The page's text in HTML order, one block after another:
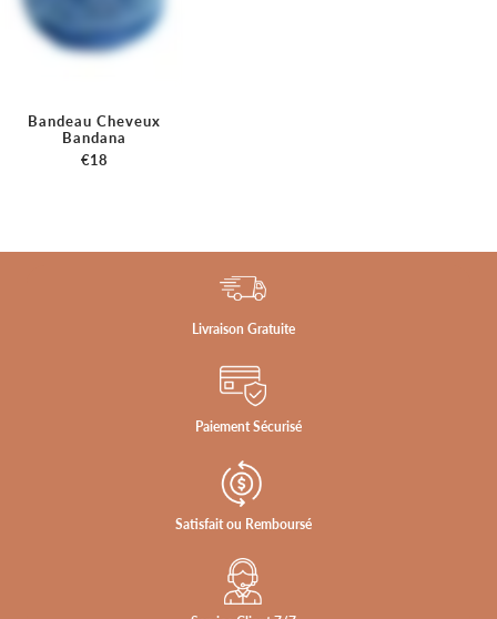
Bandeau Cheveux
Bandana
€18
Livraison Gratuite
Paiement Sécurisé
Satisfait ou Remboursé